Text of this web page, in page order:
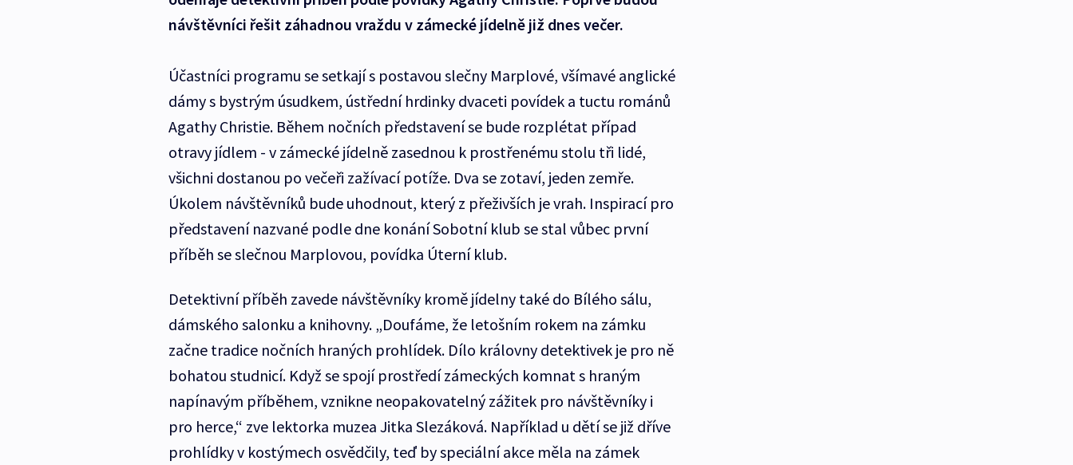
návštěvníci řešit záhadnou vraždu v zámecké jídelně již dnes večer.
Účastníci programu se setkají s postavou slečny Marplové, všímavé anglické
dámy s bystrým úsudkem, ústřední hrdinky dvaceti povídek a tuctu románů
Agathy Christie. Během nočních představení se bude rozplétat případ
otravy jídlem - v zámecké jídelně zasednou k prostřenému stolu tři lidé,
všichni dostanou po večeři zažívací potíže. Dva se zotaví, jeden zemře.
Úkolem návštěvníků bude uhodnout, který z přeživších je vrah. Inspirací pro
představení nazvané podle dne konání Sobotní klub se stal vůbec první
příběh se slečnou Marplovou, povídka Úterní klub.
Detektivní příběh zavede návštěvníky kromě jídelny také do Bílého sálu,
dámského salonku a knihovny. „Doufáme, že letošním rokem na zámku
začne tradice nočních hraných prohlídek. Dílo královny detektivek je pro ně
bohatou studnicí. Když se spojí prostředí zámeckých komnat s hraným
napínavým příběhem, vznikne neopakovatelný zážitek pro návštěvníky i
pro herce,“ zve lektorka muzea Jitka Slezáková. Například u dětí se již dříve
prohlídky v kostýmech osvědčily, teď by speciální akce měla na zámek